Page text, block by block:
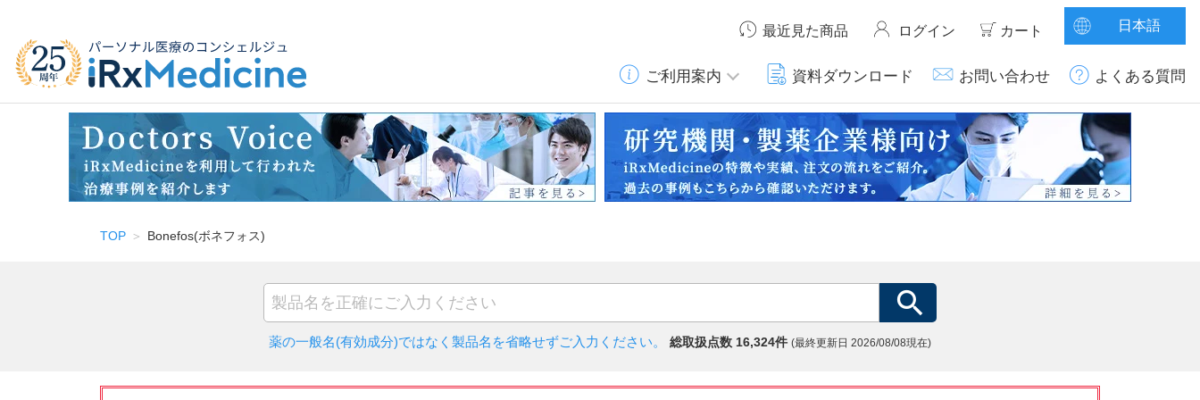
最近見た商品 ログイン カート 日本語
ご利用案内 資料ダウンロード お問い合わせ よくある質問
TOP Bonefos(ボネフォス)
薬の一般名(有効成分)ではなく 製品名を省略せずご入力ください。 総取扱点数 16,324件 (最終更新日 2026/08/08現在)